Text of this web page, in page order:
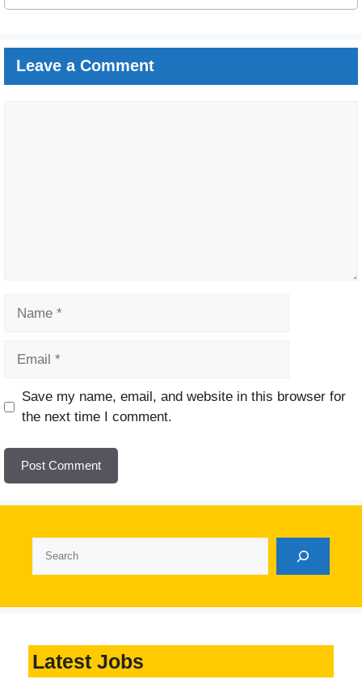
Leave a Comment
Website
Save my name, email, and website in this browser for
the next time I comment.
Latest Jobs